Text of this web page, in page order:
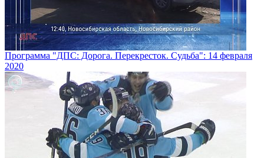
Программа "ДПС: Дорога. Перекресток. Судьба": 14 февраля
2020